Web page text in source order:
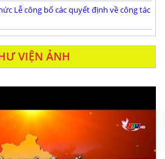
Lễ công bố các quyết định về công tác
VIỆN ẢNH